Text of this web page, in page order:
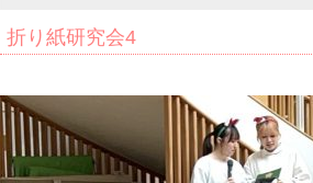
折り紙研究会4